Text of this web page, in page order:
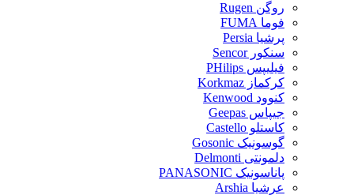
روگن Rugen
فوما FUMA
پرشیا Persia
سنکور Sencor
فیلیپس PHilips
کرکماز Korkmaz
کنوود Kenwood
جیپاس Geepas
کاستلو Castello
گوسونیک Gosonic
دلمونتی Delmonti
پاناسونیک PANASONIC
عرشیا Arshia